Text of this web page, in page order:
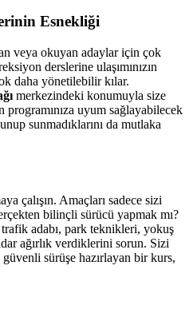
Esnekliği
veya okuyan adaylar için çok
derslerine ulaşımınızın
daha yönetilebilir kılar.
merkezindeki konumuyla size
programınıza uyum sağlayabilecek
sunmadıklarını da mutlaka
çalışın. Amaçları sadece sizi
bilinçli sürücü yapmak mı?
adabı, park teknikleri, yokuş
ağırlık verdiklerini sorun. Sizi
sürüşe hazırlayan bir kurs,